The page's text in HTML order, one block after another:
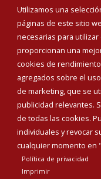
Utilizamos una
páginas de este sitio
necesarias para
proporcionan una
cookies de
agregados sobre el
de marketing, que se
publicidad relevantes.
de todas las cookies.
individuales y revocar
cualquier momento en
Política de privacidad
Imprimir